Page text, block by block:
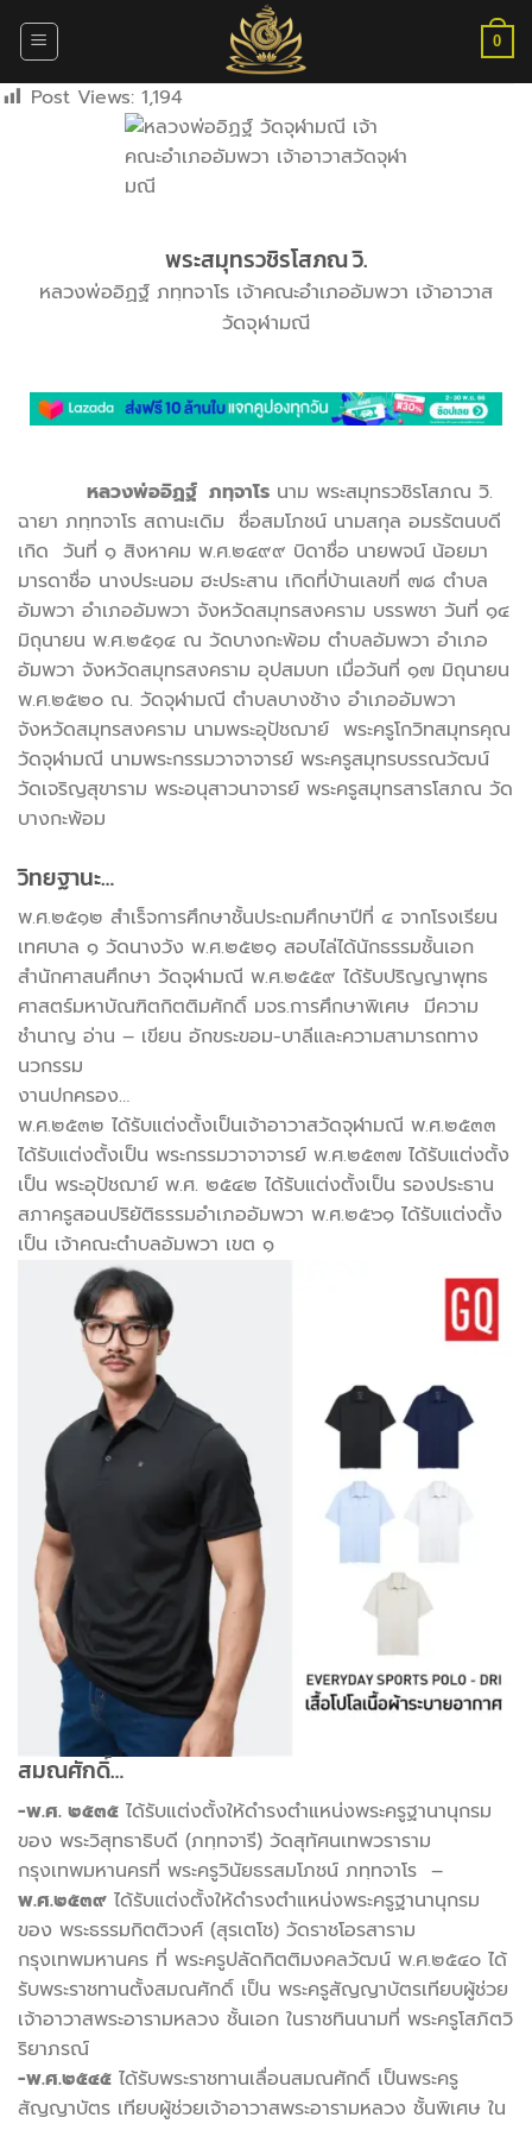
เนื้อหา
0
Post Views: 1,194
พระสมุทรวชิรโสภณ วิ.
หลวงพ่ออิฏฐ์ ภทฺทจาโร เจ้าคณะอำเภออัมพวา เจ้าอาวาส
วัดจุฬามณี
หลวงพ่ออิฏฐ์ ภทฺจาโร นาม พระสมุทรวชิรโสภณ วิ.
ฉายา ภทฺทจาโร สถานะเดิม ชื่อสมโภชน์ นามสกุล อมรรัตนบดี
เกิด วันที่ ๑ สิงหาคม พ.ศ.๒๔๙๙ บิดาชื่อ นายพจน์ น้อยมา
มารดาชื่อ นางประนอม ฮะประสาน เกิดที่บ้านเลขที่ ๗๘ ตำบล
อัมพวา อำเภออัมพวา จังหวัดสมุทรสงคราม บรรพชา วันที่ ๑๔
มิถุนายน พ.ศ.๒๕๑๔ ณ วัดบางกะพ้อม ตำบลอัมพวา อำเภอ
อัมพวา จังหวัดสมุทรสงคราม อุปสมบท เมื่อวันที่ ๑๗ มิถุนายน
พ.ศ.๒๕๒๐ ณ. วัดจุฬามณี ตำบลบางช้าง อำเภออัมพวา
จังหวัดสมุทรสงคราม นามพระอุปัชฌาย์ พระครูโกวิทสมุทรคุณ
วัดจุฬามณี นามพระกรรมวาจาจารย์ พระครูสมุทรบรรณวัฒน์
วัดเจริญสุขาราม พระอนุสาวนาจารย์ พระครูสมุทรสารโสภณ วัด
บางกะพ้อม
วิทยฐานะ…
พ.ศ.๒๕๑๒ สำเร็จการศึกษาชั้นประถมศึกษาปีที่ ๔ จากโรงเรียน
เทศบาล ๑ วัดนางวัง พ.ศ.๒๕๒๑ สอบไล่ได้นักธรรมชั้นเอก
สำนักศาสนศึกษา วัดจุฬามณี พ.ศ.๒๕๕๙ ได้รับปริญญาพุทธ
ศาสตร์มหาบัณฑิตกิตติมศักดิ์ มจร.การศึกษาพิเศษ มีความ
ชำนาญ อ่าน – เขียน อักขระขอม-บาลีและความสามารถทาง
นวกรรม
งานปกครอง…
พ.ศ.๒๕๓๒ ได้รับแต่งตั้งเป็นเจ้าอาวาสวัดจุฬามณี พ.ศ.๒๕๓๓
ได้รับแต่งตั้งเป็น พระกรรมวาจาจารย์ พ.ศ.๒๕๓๗ ได้รับแต่งตั้ง
เป็น พระอุปัชฌาย์ พ.ศ. ๒๕๔๒ ได้รับแต่งตั้งเป็น รองประธาน
สภาครูสอนปริยัติธรรมอำเภออัมพวา พ.ศ.๒๕๖๑ ได้รับแต่งตั้ง
เป็น เจ้าคณะตำบลอัมพวา เขต ๑
สมณศักดิ์…
-พ.ศ. ๒๕๓๕ ได้รับแต่งตั้งให้ดำรงตำแหน่งพระครูฐานานุกรม
ของ พระวิสุทธาธิบดี (ภทฺทจารี) วัดสุทัศนเทพวราราม
กรุงเทพมหานครที่ พระครูวินัยธรสมโภชน์ ภทฺทจาโร –
พ.ศ.๒๕๓๙ ได้รับแต่งตั้งให้ดำรงตำแหน่งพระครูฐานานุกรม
ของ พระธรรมกิตติวงศ์ (สุรเตโช) วัดราชโอรสาราม
กรุงเทพมหานคร ที่ พระครูปลัดกิตติมงคลวัฒน์ พ.ศ.๒๕๔๐ ได้
รับพระราชทานตั้งสมณศักดิ์ เป็น พระครูสัญญาบัตรเทียบผู้ช่วย
เจ้าอาวาสพระอารามหลวง ชั้นเอก ในราชทินนามที่ พระครูโสภิตวิ
ริยาภรณ์
-พ.ศ.๒๕๔๕ ได้รับพระราชทานเลื่อนสมณศักดิ์ เป็นพระครู
สัญญาบัตร เทียบผู้ช่วยเจ้าอาวาสพระอารามหลวง ชั้นพิเศษ ใน